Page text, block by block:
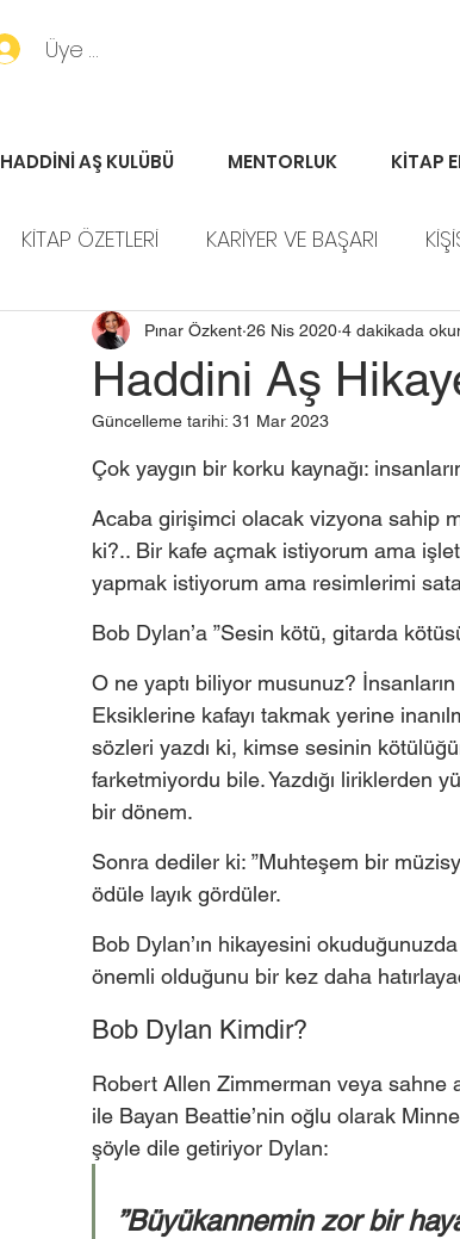
Üye Girişi
HADDİNİ AŞ KULÜBÜ MENTORLUK KİTAP
KİTAP ÖZETLERİ KARİYER VE BAŞARI
HADDİNİ AŞ HİKAYELERİ PORTFÖY HABERLERİ
Haddini Aş
Pınar Özkent 26 Nis 2020 4 dakikada
Güncelleme tarihi: 31 Mar 2023
Çok yaygın bir korku kaynağı:
Acaba girişimci olacak vizyona sahip
ki?.. Bir kafe açmak istiyorum ama
yapmak istiyorum ama resimlerimi
Bob Dylan’a ”Sesin kötü, gitarda
O ne yaptı biliyor musunuz?
Eksiklerine kafayı takmak yerine
sözleri yazdı ki, kimse sesinin
farketmiyordu bile. Yazdığı liriklerden
bir dönem.
Sonra dediler ki: ”Muhteşem bir
ödüle layık gördüler.
Bob Dylan’ın hikayesini
önemli olduğunu bir kez daha
Bob Dylan Kimdir?
Robert Allen Zimmerman veya sahne
ile Bayan Beattie’nin oğlu olarak
şöyle dile getiriyor Dylan:
”Büyükannemin zor bir